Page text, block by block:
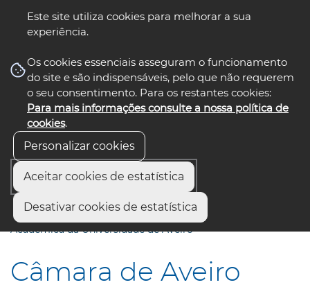
Este site utiliza cookies para melhorar a sua
experiência.
Os cookies essenciais asseguram o funcionamento
do site e são indispensáveis, pelo que não requerem
o seu consentimento. Para os restantes cookies:
Para mais informações consulte a nossa política de
cookies.
Personalizar cookies
Aceitar cookies de estatística
Desativar cookies de estatística
nos select language
Início
Câmara de Aveiro reforça cooperação com a Associação
Académica da Universidade de Aveiro
Câmara de Aveiro